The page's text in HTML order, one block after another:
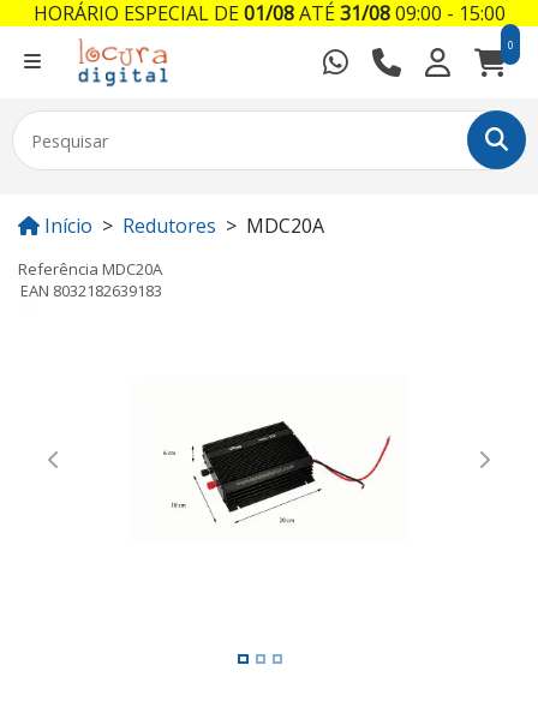
0
Início Redutores MDC20A
Referência MDC20A
EAN 8032182639183
Previous Next
HORÁRIO ESPECIAL DE01/08ATÉ31/0809:00 - 15:00